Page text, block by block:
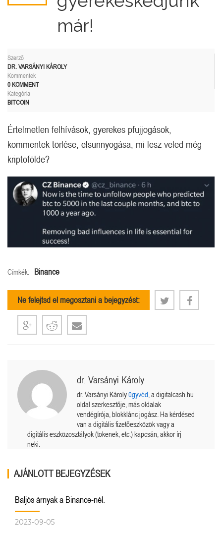
már!
Szerző
DR. VARSÁNYI KÁROLY
Kommentek
0 KOMMENT
Kategória
BITCOIN
Értelmetlen felhívások, gyerekes pfujjogások,
kommentek törlése, elsunnyogása, mi lesz veled még
kriptofölde?
Címkék: Binance
Ne felejtsd el megosztani a bejegyzést:
dr. Varsányi Károly
dr. Varsányi Károlyügyvéd, a digitalcash.hu
oldal szerkesztője, más oldalak
vendégírója, blokklánc jogász. Ha kérdésed
van a digitális fizetőeszközök vagy a
digitális eszközosztályok (tokenek, etc.) kapcsán, akkor írj
neki.
AJÁNLOTT BEJEGYZÉSEK
Baljós árnyak a Binance-nél.
2023-09-05